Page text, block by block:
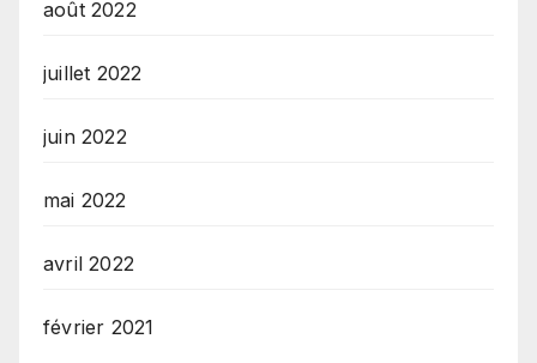
août 2022
juillet 2022
juin 2022
mai 2022
avril 2022
février 2021